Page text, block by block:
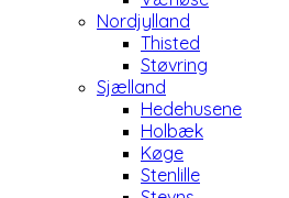
Nordjylland
Thisted
Støvring
Sjælland
Hedehusene
Holbæk
Køge
Stenlille